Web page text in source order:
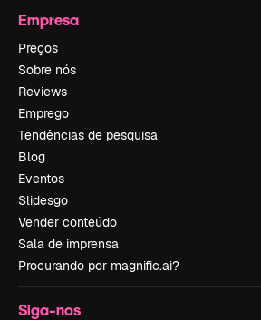
Empresa
Preços
Sobre nós
Reviews
Emprego
Tendências de pesquisa
Blog
Eventos
Slidesgo
Vender conteúdo
Sala de imprensa
Procurando por magnific.ai?
Siga-nos